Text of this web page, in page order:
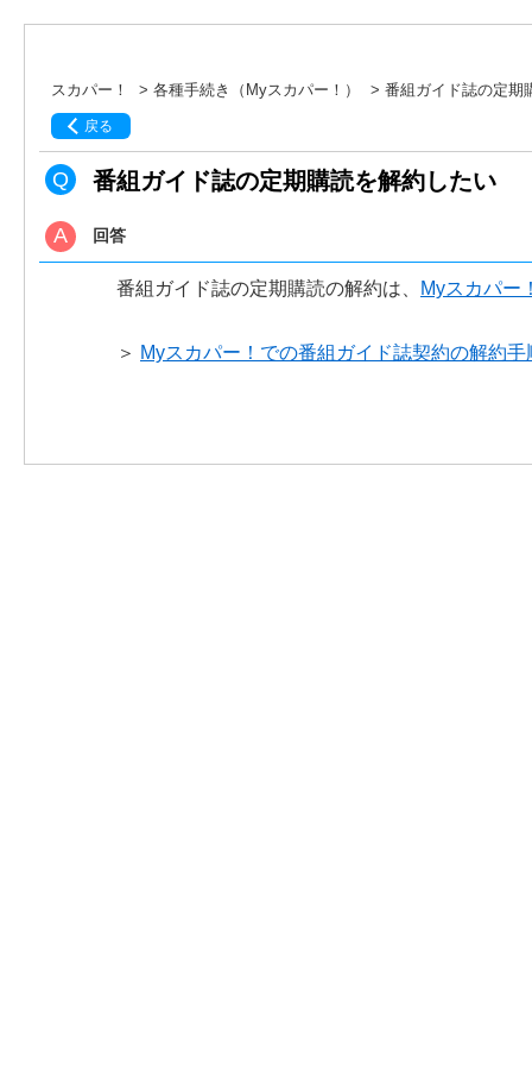
スカパー！ > 各種手続き（Myスカパー！） > 番組ガイド誌の定期
戻る
番組ガイド誌の定期購読を解約したい
回答
番組ガイド誌の定期購読の解約は、 Myスカパー
＞ Myスカパー！での番組ガイド誌契約の解約